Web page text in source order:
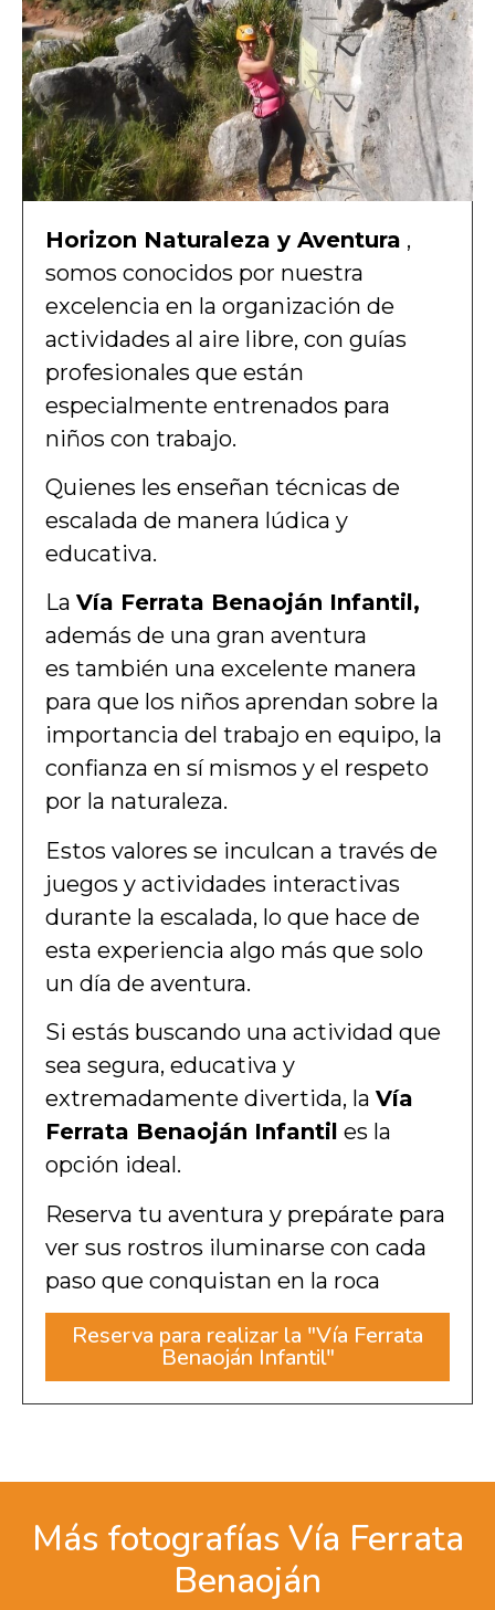
Horizon Naturaleza y Aventura ,
somos conocidos por nuestra
excelencia en la organización de
actividades al aire libre, con guías
profesionales que están
especialmente entrenados para
niños con trabajo.
Quienes les enseñan técnicas de
escalada de manera lúdica y
educativa.
La Vía Ferrata Benaoján Infantil,
además de una gran aventura
es también una excelente manera
para que los niños aprendan sobre la
importancia del trabajo en equipo, la
confianza en sí mismos y el respeto
por la naturaleza.
Estos valores se inculcan a través de
juegos y actividades interactivas
durante la escalada, lo que hace de
esta experiencia algo más que solo
un día de aventura.
Si estás buscando una actividad que
sea segura, educativa y
extremadamente divertida, la Vía
Ferrata Benaoján Infantil es la
opción ideal.
Reserva tu aventura y prepárate para
ver sus rostros iluminarse con cada
paso que conquistan en la roca
Reserva para realizar la "Vía Ferrata
Benaoján Infantil"
Más fotografías Vía Ferrata
Benaoján